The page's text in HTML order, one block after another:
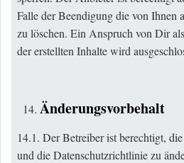
Falle der Beendigung die von Ihnen
zu löschen. Ein Anspruch von Dir
der erstellten Inhalte wird
Änderungsvorbehalt
14.1. Der Betreiber ist berechtigt,
und die Datenschutzrichtlinie zu